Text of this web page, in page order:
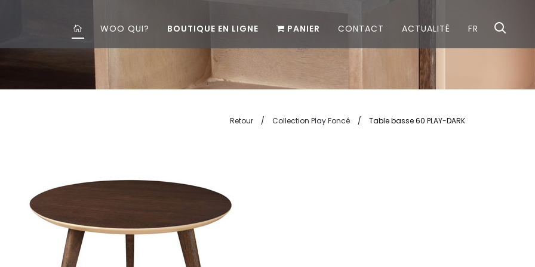
WOO QUI? BOUTIQUE EN LIGNE PANIER CONTACT ACTUALITÉ FR
Retour / Collection Play Foncé / Table basse 60 PLAY-DARK